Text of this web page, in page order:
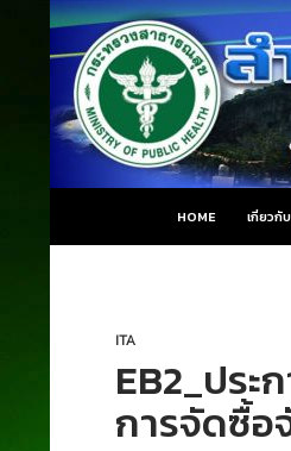
สำนักงานสาธารณสุข
HOME
เกี่ยวกั
ITA
EB2_ปร
การจัดซื้อ